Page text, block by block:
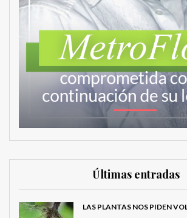
Últimas entradas
LAS PLANTAS NOS PIDEN